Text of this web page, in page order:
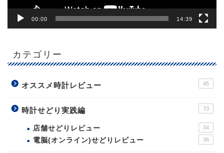
00:00 14:39
カテゴリー
オススメ時計レビュー 45
時計せどり実践編 73
店舗せどりレビュー 34
電脳(オンライン)せどりレビュー 36